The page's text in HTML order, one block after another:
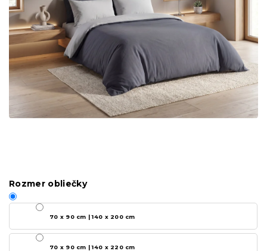
Rozmer obliečky
70 x 90 cm | 140 x 200 cm
70 x 90 cm | 140 x 220 cm